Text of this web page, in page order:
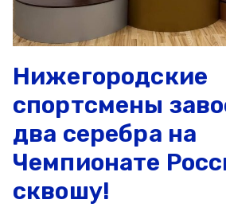
Нижегородские
спортсмены
два серебра на
Чемпионате
сквошу!